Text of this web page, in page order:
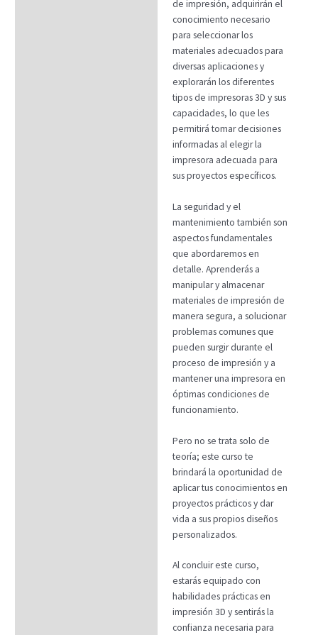
de impresión, adquirirán el
conocimiento necesario
para seleccionar los
materiales adecuados para
diversas aplicaciones y
explorarán los diferentes
tipos de impresoras 3D y sus
capacidades, lo que les
permitirá tomar decisiones
informadas al elegir la
impresora adecuada para
sus proyectos específicos.
La seguridad y el
mantenimiento también son
aspectos fundamentales
que abordaremos en
detalle. Aprenderás a
manipular y almacenar
materiales de impresión de
manera segura, a solucionar
problemas comunes que
pueden surgir durante el
proceso de impresión y a
mantener una impresora en
óptimas condiciones de
funcionamiento.
Pero no se trata solo de
teoría; este curso te
brindará la oportunidad de
aplicar tus conocimientos en
proyectos prácticos y dar
vida a sus propios diseños
personalizados.
Al concluir este curso,
estarás equipado con
habilidades prácticas en
impresión 3D y sentirás la
confianza necesaria para